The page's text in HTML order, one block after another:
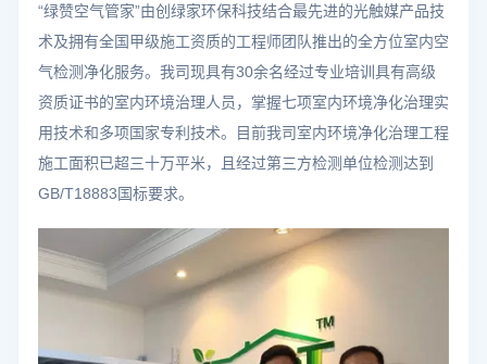
“绿赞空气管家”由创绿家环保科技结合最先进的光触媒产品技
术及拥有全国甲级施工资质的工程师团队推出的全方位室内空
气检测净化服务。我司现具有30余名经过专业培训具有高级
资质证书的室内环境治理人员，掌握七项室内环境净化治理实
用技术和多项国家专利技术。目前我司室内环境净化治理工程
施工面积已超三十万平米，且经过第三方检测单位检测达到
GB/T18883国标要求。